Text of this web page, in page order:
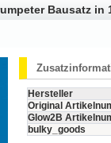
Bausatz in
Hersteller
Original
Glow2B
bulky_goods